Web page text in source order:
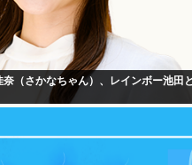
奈（さかなちゃん）、レインボー池田